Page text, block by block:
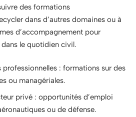
des formations
dans d’autres domaines ou à
d’accompagnement pour
le quotidien civil.
: formations sur des
ou managériales.
privé : opportunités d’emploi
ou de défense.